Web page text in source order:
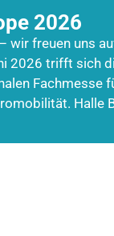
2026
wir freuen uns
2026 trifft sich
Fachmesse
Halle